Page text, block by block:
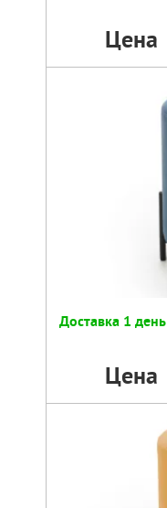
Цена
Доставка 1 день
Цена